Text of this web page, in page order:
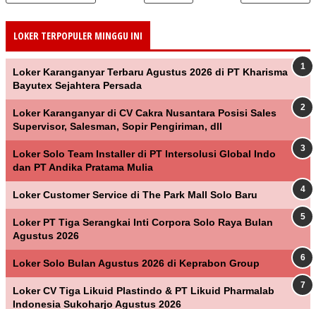
LOKER TERPOPULER MINGGU INI
Loker Karanganyar Terbaru Agustus 2026 di PT Kharisma
Bayutex Sejahtera Persada
Loker Karanganyar di CV Cakra Nusantara Posisi Sales
Supervisor, Salesman, Sopir Pengiriman, dll
Loker Solo Team Installer di PT Intersolusi Global Indo
dan PT Andika Pratama Mulia
Loker Customer Service di The Park Mall Solo Baru
Loker PT Tiga Serangkai Inti Corpora Solo Raya Bulan
Agustus 2026
Loker Solo Bulan Agustus 2026 di Keprabon Group
Loker CV Tiga Likuid Plastindo & PT Likuid Pharmalab
Indonesia Sukoharjo Agustus 2026